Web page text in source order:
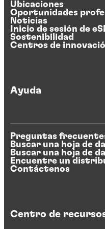
Ubicaciones
Oportunidades
Noticias
Inicio de sesión de
Sostenibilidad
Centros de
Ayuda
Preguntas
Buscar una hoja de
Buscar una hoja de
Encuentre un
Contáctenos
Centro de